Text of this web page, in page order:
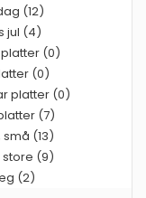
(12)
jul (4)
(0)
(0)
platter (0)
(7)
(13)
store (9)
(2)